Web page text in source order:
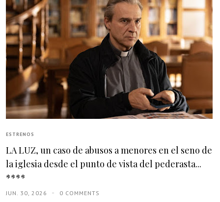
ESTRENOS
LA LUZ, un caso de abusos a menores en el seno de
la iglesia desde el punto de vista del pederasta...
****
JUN. 30, 2026 0 COMMENTS